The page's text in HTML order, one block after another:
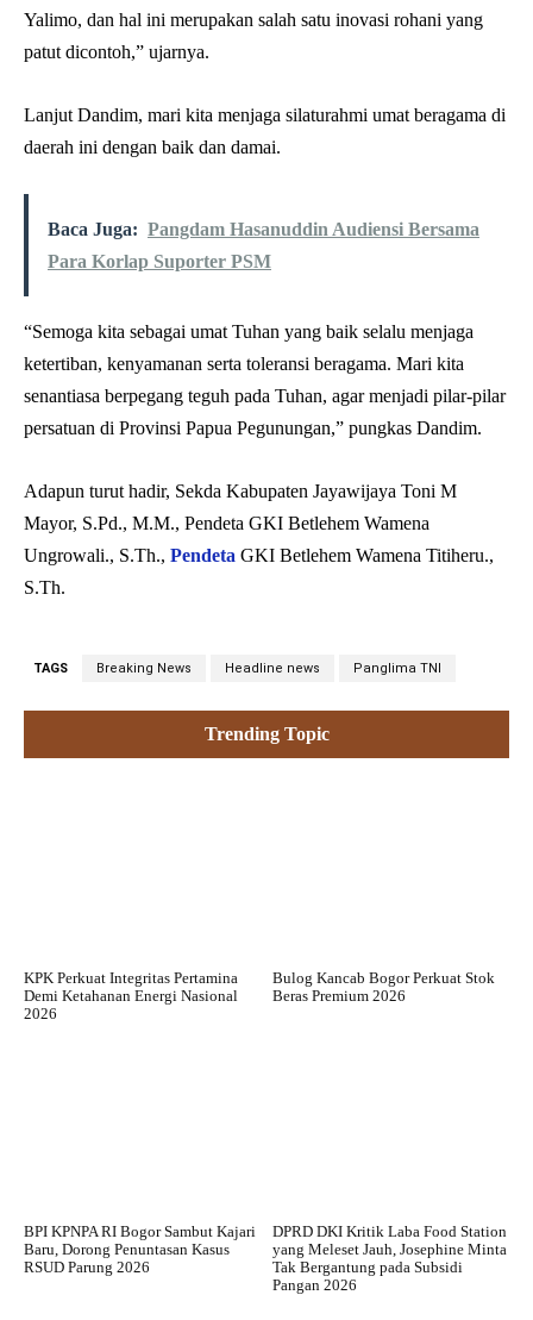
Yalimo, dan hal ini merupakan salah satu inovasi rohani yang
patut dicontoh,” ujarnya.
Lanjut Dandim, mari kita menjaga silaturahmi umat beragama di
daerah ini dengan baik dan damai.
Baca Juga: Pangdam Hasanuddin Audiensi Bersama
Para Korlap Suporter PSM
“Semoga kita sebagai umat Tuhan yang baik selalu menjaga
ketertiban, kenyamanan serta toleransi beragama. Mari kita
senantiasa berpegang teguh pada Tuhan, agar menjadi pilar-pilar
persatuan di Provinsi Papua Pegunungan,” pungkas Dandim.
Adapun turut hadir, Sekda Kabupaten Jayawijaya Toni M
Mayor, S.Pd., M.M., Pendeta GKI Betlehem Wamena
Ungrowali., S.Th., Pendeta GKI Betlehem Wamena Titiheru.,
S.Th.
TAGS Breaking News Headline news Panglima TNI
Trending Topic
KPK Perkuat Integritas Pertamina
Demi Ketahanan Energi Nasional
2026
Bulog Kancab Bogor Perkuat Stok
Beras Premium 2026
BPI KPNPA RI Bogor Sambut Kajari
Baru, Dorong Penuntasan Kasus
RSUD Parung 2026
DPRD DKI Kritik Laba Food Station
yang Meleset Jauh, Josephine Minta
Tak Bergantung pada Subsidi
Pangan 2026